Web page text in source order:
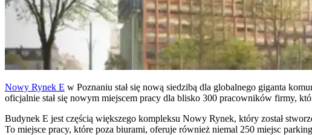
Nowy Rynek E w Poznaniu stał się nową siedzibą dla globalnego giganta
oficjalnie stał się nowym miejscem pracy dla blisko 300 pracowników firmy,
Budynek E jest częścią większego kompleksu Nowy Rynek, który został
To miejsce pracy, które poza biurami, oferuje również niemal 250 miejsc